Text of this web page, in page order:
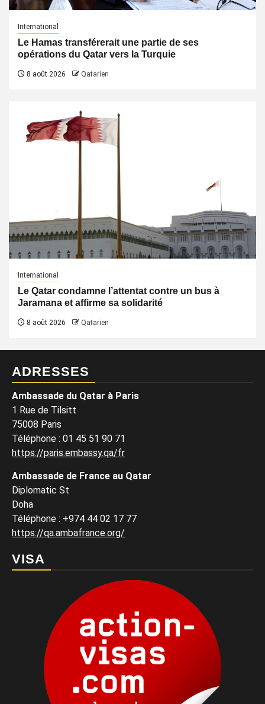
International
Le Hamas transférerait une partie de ses
opérations du Qatar vers la Turquie
8 août 2026 Qatarien
International
Le Qatar condamne l’attentat contre un bus à
Jaramana et affirme sa solidarité
8 août 2026 Qatarien
ADRESSES
Ambassade du Qatar à Paris
1 Rue de Tilsitt
75008 Paris
Téléphone : 01 45 51 90 71
https://paris.embassy.qa/fr
Ambassade de France au Qatar
Diplomatic St
Doha
Téléphone : +974 44 02 17 77
https://qa.ambafrance.org/
VISA